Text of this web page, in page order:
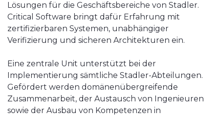
Lösungen für die Geschäftsbereiche von Stadler.
Critical Software bringt dafür Erfahrung mit
zertifizierbaren Systemen, unabhängiger
Verifizierung und sicheren Architekturen ein.
Eine zentrale Unit unterstützt bei der
Implementierung sämtliche Stadler-Abteilungen.
Gefördert werden domänenübergreifende
Zusammenarbeit, der Austausch von Ingenieuren
sowie der Ausbau von Kompetenzen in